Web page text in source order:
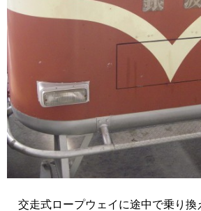
交走式ロープウェイに途中で乗り換